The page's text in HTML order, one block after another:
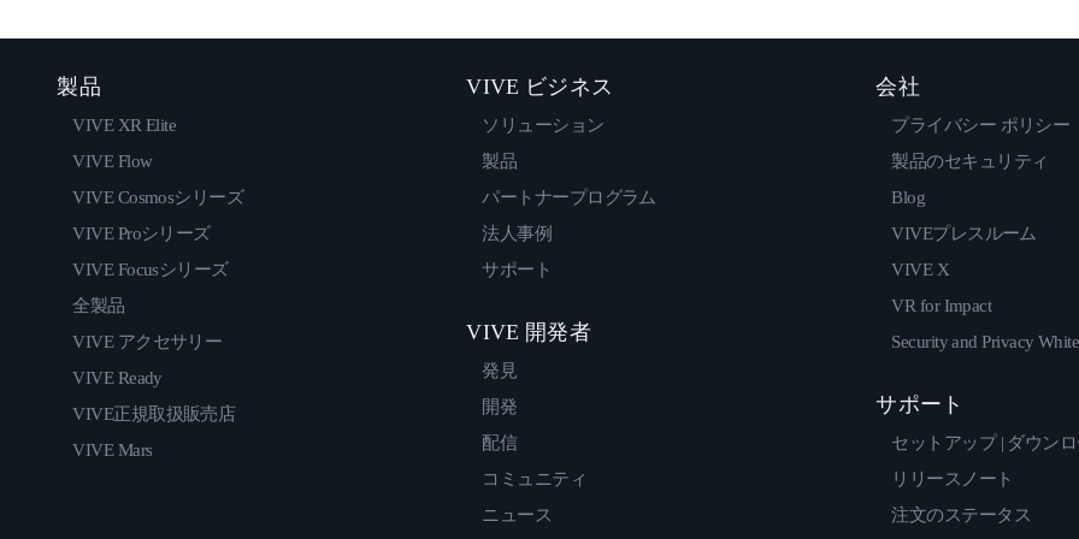
製品
VIVE XR Elite
VIVE Flow
VIVE Cosmosシリーズ
VIVE Proシリーズ
VIVE Focusシリーズ
全製品
VIVE アクセサリー
VIVE Ready
VIVE正規取扱販売店
VIVE Mars
VIVE ビジネス
ソリューション
製品
パートナープログラム
法人事例
サポート
VIVE 開発者
発見
開発
配信
コミュニティ
ニュース
会社
プライバシー ポリシー
製品のセキュリティ
Blog
VIVEプレスルーム
VIVE X
VR for Impact
Security and Privacy
サポート
セットアップ | ダウン
リリースノート
注文のステータス